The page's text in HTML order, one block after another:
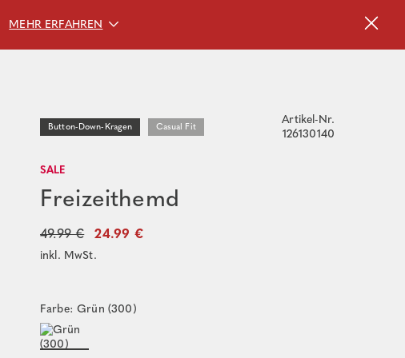
MEHR ERFAHREN
Button-Down-Kragen Casual Fit
Artikel-Nr.
126130140
SALE
Freizeithemd
49.99 € 24.99 €
inkl. MwSt.
Farbe: Grün (300)